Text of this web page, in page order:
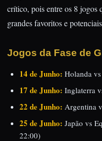
crítico, pois entre os 8 jogos
grandes favoritos e
Jogos da Fase de
14 de Junho: Holanda
17 de Junho: Inglaterra
22 de Junho: Argentina
25 de Junho: Japão vs
22:00)